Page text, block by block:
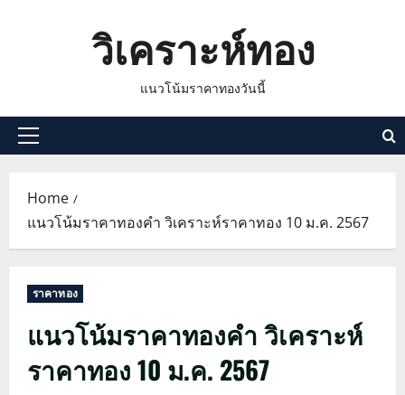
วิเคราะห์ทอง
แนวโน้มราคาทองวันนี้
Primary
Home
แนวโน้มราคาทองคำ วิเคราะห์ราคาทอง 10 ม.ค. 2567
ราคาทอง
แนวโน้มราคาทองคำ วิเคราะห์
ราคาทอง 10 ม.ค. 2567